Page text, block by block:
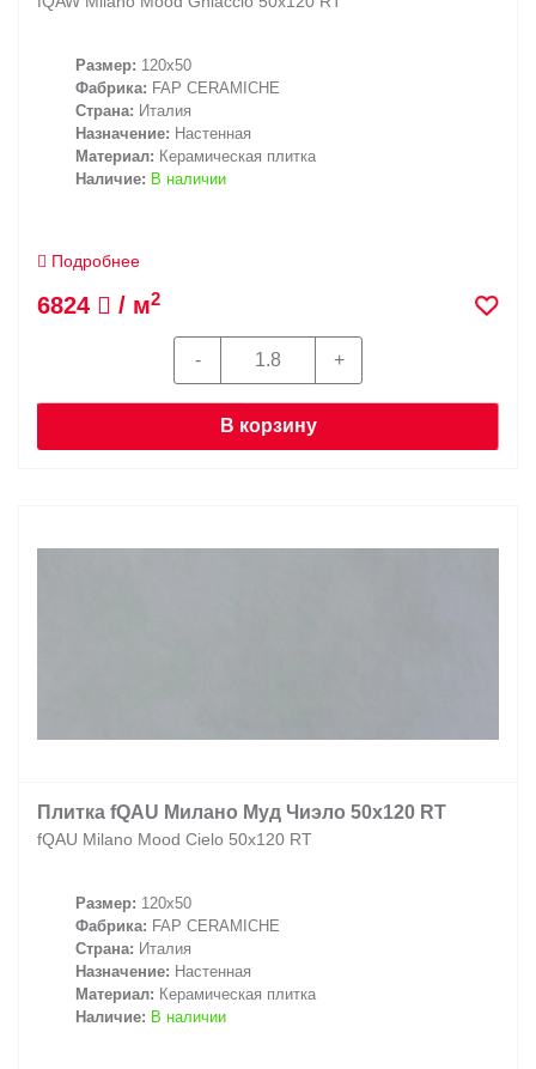
Размер: 120x50
Фабрика: FAP CERAMICHE
Страна: Италия
Назначение: Настенная
Материал: Керамическая плитка
Наличие: В наличии
Подробнее
6824 / м2
В корзину
Плитка fQAU Милано Муд Чиэло 50x120 RT
fQAU Milano Mood Cielo 50x120 RT
Размер: 120x50
Фабрика: FAP CERAMICHE
Страна: Италия
Назначение: Настенная
Материал: Керамическая плитка
Наличие: В наличии